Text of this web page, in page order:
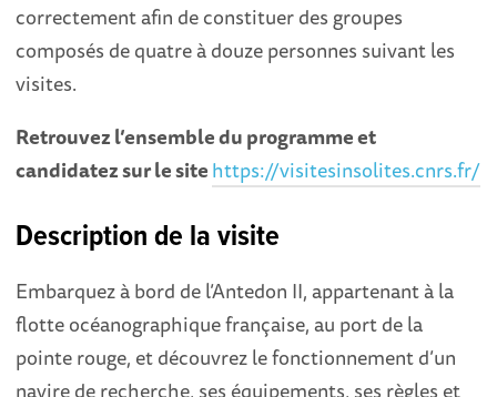
correctement afin de constituer des groupes
composés de quatre à douze personnes suivant les
visites.
Retrouvez l’ensemble du programme et
candidatez sur le sitehttps://visitesinsolites.cnrs.fr/
Description de la visite
Embarquez à bord de l’Antedon II, appartenant à la
flotte océanographique française, au port de la
pointe rouge, et découvrez le fonctionnement d’un
navire de recherche, ses équipements, ses règles et